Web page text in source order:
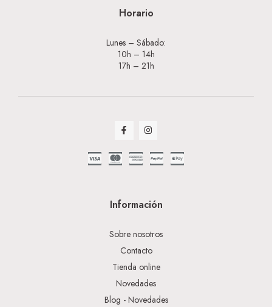
Horario
Lunes – Sábado:
10h – 14h
17h – 21h
Información
Sobre nosotros
Contacto
Tienda online
Novedades
Blog - Novedades